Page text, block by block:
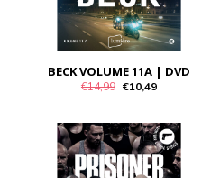
BECK VOLUME 11A | DVD
€14,99 €10,49